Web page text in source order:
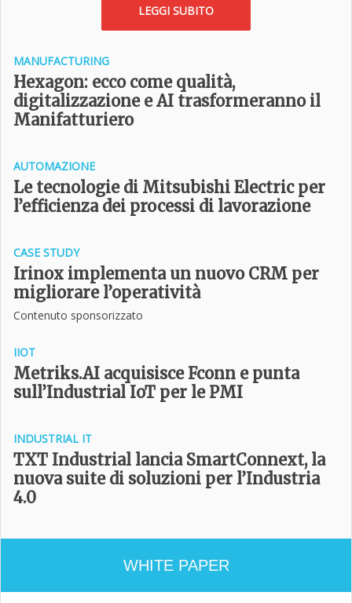
LEGGI SUBITO
MANUFACTURING
Hexagon: ecco come qualità,
digitalizzazione e AI trasformeranno il
Manifatturiero
AUTOMAZIONE
Le tecnologie di Mitsubishi Electric per
l’efficienza dei processi di lavorazione
CASE STUDY
Irinox implementa un nuovo CRM per
migliorare l’operatività
Contenuto sponsorizzato
IIOT
Metriks.AI acquisisce Fconn e punta
sull’Industrial IoT per le PMI
INDUSTRIAL IT
TXT Industrial lancia SmartConnext, la
nuova suite di soluzioni per l’Industria
4.0
WHITE PAPER